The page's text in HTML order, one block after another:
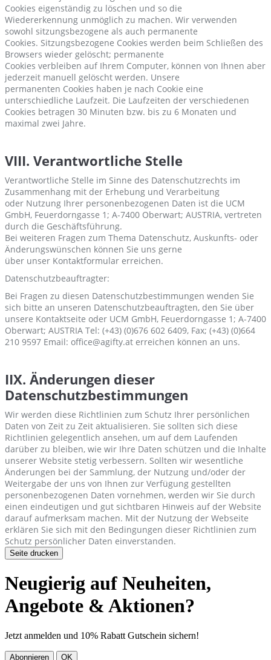
Cookies eigenständig zu löschen und so die
Wiedererkennung unmöglich zu machen. Wir verwenden
sowohl sitzungsbezogene als auch permanente
Cookies. Sitzungsbezogene Cookies werden beim Schließen des
Browsers wieder gelöscht; permanente
Cookies verbleiben auf Ihrem Computer, können von Ihnen aber
jederzeit manuell gelöscht werden. Unsere
permanenten Cookies haben je nach Cookie eine
unterschiedliche Laufzeit. Die Laufzeiten der verschiedenen
Cookies betragen 30 Minuten bzw. bis zu 6 Monaten und
maximal zwei Jahre.
VIII. Verantwortliche Stelle
Verantwortliche Stelle im Sinne des Datenschutzrechts im
Zusammenhang mit der Erhebung und Verarbeitung
oder Nutzung Ihrer personenbezogenen Daten ist die UCM
GmbH, Feuerdorngasse 1; A-7400 Oberwart; AUSTRIA, vertreten
durch die Geschäftsführung.
Bei weiteren Fragen zum Thema Datenschutz, Auskunfts- oder
Änderungswünschen können Sie uns gerne
über unser Kontaktformular erreichen.
Datenschutzbeauftragter:
Bei Fragen zu diesen Datenschutzbestimmungen wenden Sie
sich bitte an unseren Datenschutzbeauftragten, den Sie über
unsere Kontaktseite oder UCM GmbH, Feuerdorngasse 1; A-7400
Oberwart; AUSTRIA Tel: (+43) (0)676 602 6409, Fax; (+43) (0)664
210 9597 Email: office@agifty.at erreichen können an uns.
IIX. Änderungen dieser
Datenschutzbestimmungen
Wir werden diese Richtlinien zum Schutz Ihrer persönlichen
Daten von Zeit zu Zeit aktualisieren. Sie sollten sich diese
Richtlinien gelegentlich ansehen, um auf dem Laufenden
darüber zu bleiben, wie wir Ihre Daten schützen und die Inhalte
unserer Website stetig verbessern. Sollten wir wesentliche
Änderungen bei der Sammlung, der Nutzung und/oder der
Weitergabe der uns von Ihnen zur Verfügung gestellten
personenbezogenen Daten vornehmen, werden wir Sie durch
einen eindeutigen und gut sichtbaren Hinweis auf der Website
darauf aufmerksam machen. Mit der Nutzung der Webseite
erklären Sie sich mit den Bedingungen dieser Richtlinien zum
Schutz persönlicher Daten einverstanden.
Neugierig auf Neuheiten,
Angebote & Aktionen?
Jetzt anmelden und 10% Rabatt Gutschein sichern!